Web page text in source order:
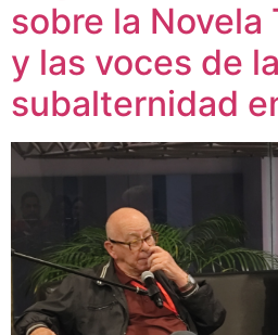
sobre la Novela
y las voces de la
subalternidad